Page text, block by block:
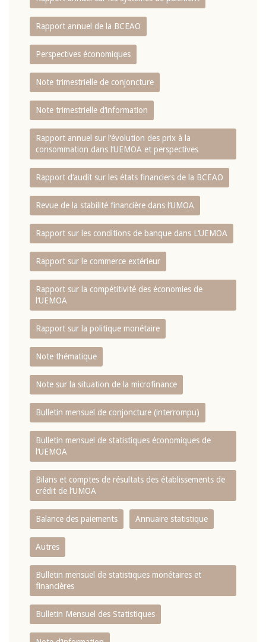
Rapport annuel de la BCEAO
Perspectives économiques
Note trimestrielle de conjoncture
Note trimestrielle d‘information
Rapport annuel sur l‘évolution des prix à la
consommation dans l‘UEMOA et perspectives
Rapport d‘audit sur les états financiers de la BCEAO
Revue de la stabilité financière dans l‘UMOA
Rapport sur les conditions de banque dans L‘UEMOA
Rapport sur le commerce extérieur
Rapport sur la compétitivité des économies de
l‘UEMOA
Rapport sur la politique monétaire
Note thématique
Note sur la situation de la microfinance
Bulletin mensuel de conjoncture (interrompu)
Bulletin mensuel de statistiques économiques de
l‘UEMOA
Bilans et comptes de résultats des établissements de
crédit de l‘UMOA
Balance des paiements Annuaire statistique
Autres
Bulletin mensuel de statistiques monétaires et
financières
Bulletin Mensuel des Statistiques